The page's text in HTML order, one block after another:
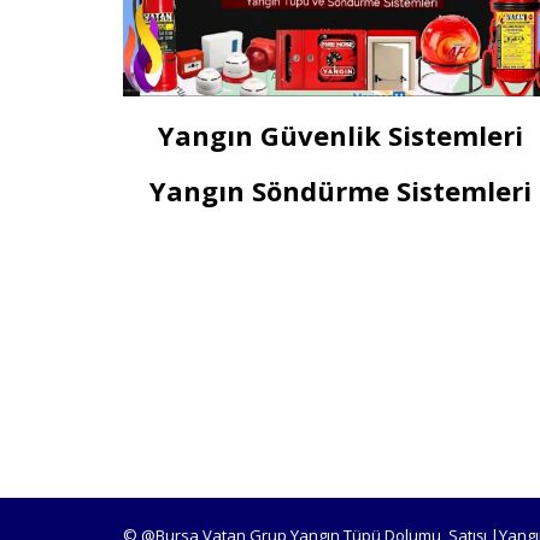
Yangın Güvenlik Sistemleri
Yangın Söndürme Sistemleri
© @Bursa Vatan Grup Yangın Tüpü Dolumu, Satışı